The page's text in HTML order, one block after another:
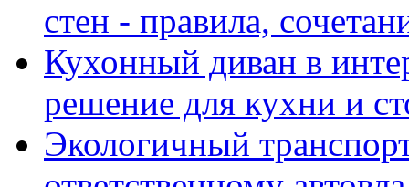
стен - правила,
Кухонный диван в
решение для кухни и
Экологичный